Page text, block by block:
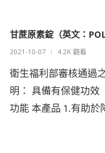
甘蔗原素錠（英文：
2021-10-07 4.2K 觀看
衛生福利部審核通過
明： 具備有保健功
功能 本產品 1.有助